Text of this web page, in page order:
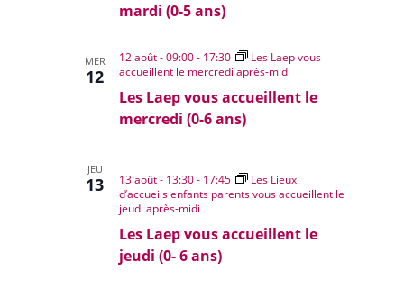
mardi (0-5 ans)
MER
12
Les Laep vous accueillent le
mercredi (0-6 ans)
12 août - 09:00- 17:30
Les Laep vous
accueillent le mercredi après-midi
JEU
13
Les Laep vous accueillent le
jeudi (0- 6 ans)
13 août - 13:30- 17:45
Les Lieux
d’accueils enfants parents vous accueillent le
jeudi après-midi